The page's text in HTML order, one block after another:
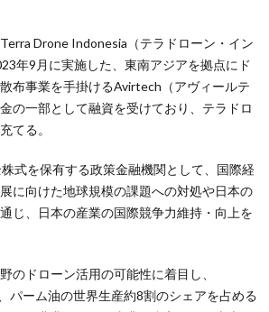
Drone Indonesia（テラドローン・イン
年9月に実施した、東南アジアを拠点にド
布事業を手掛けるAvirtech（アヴィールテ
の一部として融資を受けており、テラドロ
てる。
式を保有する政策金融機関として、国際経
に向けた地球規模の課題への対処や日本の
じ、日本の産業の国際競争力維持・向上を
のドローン活用の可能性に着目し、
パーム油の世界生産約8割のシェアを占める